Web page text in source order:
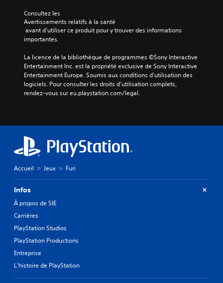
Consultez les
Avertissements relatifs à la santé
importantes.
La licence de la bibliothèque de programmes ©Sony Interactive
Entertainment Inc. est la propriété exclusive de Sony Interactive
Entertainment Europe. Soumis aux conditions d’utilisation des
logiciels. Pour consulter les droits d’utilisation complets,
rendez-vous sur eu.playstation.com/legal.
Accueil Jeux Furi
Infos
À propos de SIE
Carrières
PlayStation Studios
PlayStation Productions
Entreprise
L'histoire de PlayStation